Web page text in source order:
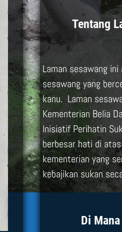
Tentang
Laman sesawang
sesawang yang
kanu. Laman
Kementerian Belia
Inisiatif Perihatin
berbesar hati di
kementerian yang
kebajikan sukan
Di